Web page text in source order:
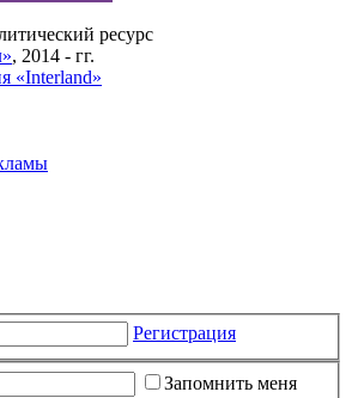
ресурс
, 2014 - гг.
«Interland»
Регистрация
Запомнить меня